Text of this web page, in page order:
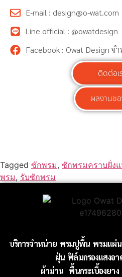
E-mail : design@o-wat.com
Line official : @owatdesign
Facebook : Owat Design
ติดต่อเ
ผลงานขอ
Tagged ซักพรม, ซักพรมคราบฝั่ง
พรม, รับซักพรม
บริการจำหน่าย พรมปูพื้น พรมแผ่น
ฝุ่น ฟิล์มกรองแสงอา
ผ้าม่าน พื้นกระเบื้องยาง